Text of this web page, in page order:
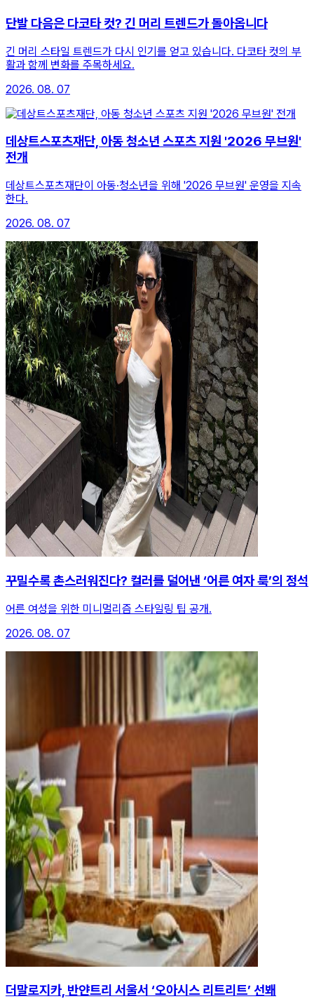
단발 다음은 다코타 컷? 긴 머리 트렌드가 돌아옵니다
긴 머리 스타일 트렌드가 다시 인기를 얻고 있습니다. 다코타 컷의 부
활과 함께 변화를 주목하세요.
2026. 08. 07
데상트스포츠재단, 아동 청소년 스포츠 지원 '2026 무브원'
전개
데상트스포츠재단이 아동·청소년을 위해 '2026 무브원' 운영을 지속
한다.
2026. 08. 07
꾸밀수록 촌스러워진다? 컬러를 덜어낸 ‘어른 여자 룩’의 정석
어른 여성을 위한 미니멀리즘 스타일링 팁 공개.
2026. 08. 07
더말로지카, 반얀트리 서울서 ‘오아시스 리트리트’ 선봬